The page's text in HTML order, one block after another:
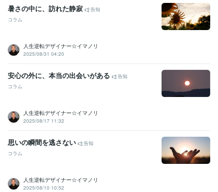
暑さの中に、訪れた静寂
告知
コラム
人生逆転デザイナー☆イマノリ
2025/08/31 04:20
安心の外に、本当の出会いがある
告知
コラム
人生逆転デザイナー☆イマノリ
2025/08/17 11:32
思いの瞬間を逃さない
告知
コラム
人生逆転デザイナー☆イマノリ
2025/08/10 10:52